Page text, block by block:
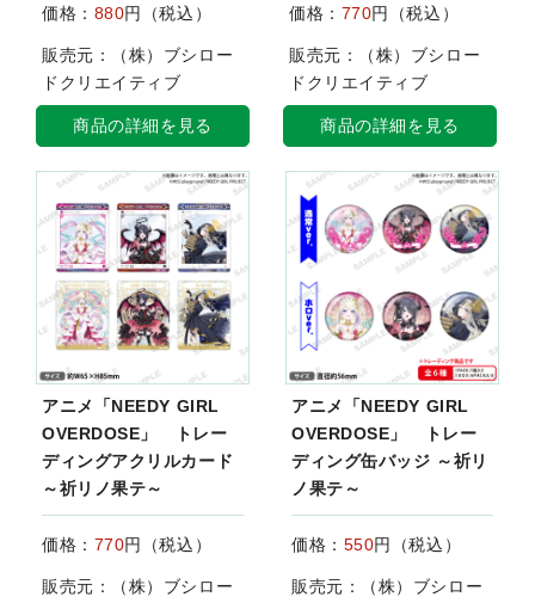
価格： 880円（税込）
販売元：（株）ブシロー
ドクリエイティブ
商品の詳細を見る
価格： 770円（税込）
販売元：（株）ブシロー
ドクリエイティブ
商品の詳細を見る
アニメ「NEEDY GIRL
OVERDOSE」 トレー
ディングアクリルカード
～祈リノ果テ～
価格： 770円（税込）
販売元：（株）ブシロー
アニメ「NEEDY GIRL
OVERDOSE」 トレー
ディング缶バッジ ～祈リ
ノ果テ～
価格： 550円（税込）
販売元：（株）ブシロー